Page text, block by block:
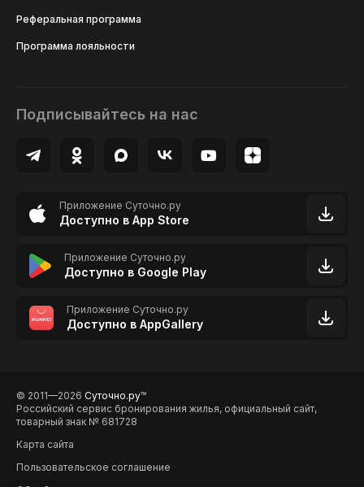
Реферальная программа
Программа лояльности
Подписывайтесь на нас
Приложение Суточно.ру
Доступно в App Store
Приложение Суточно.ру
Доступно в Google Play
Приложение Суточно.ру
Доступно в AppGallery
© 2011—2026 Суточно.руTM
Российский сервис бронирования жилья, официальный сайт,
товарный знак № 681728
Карта сайта
Пользовательское соглашение